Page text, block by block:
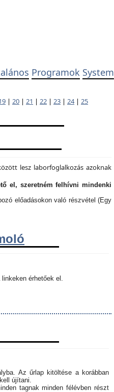
Programok System
| 20 | 21 | 22 | 23 | 24| 25
lesz laborfoglalkozás azoknak
el, szeretném felhívni mindenki
előadásokon való részvétel (Egy
linkeken érhetőek el.
Az űrlap kitöltése a korábban
újítani.
tagnak minden félévben részt